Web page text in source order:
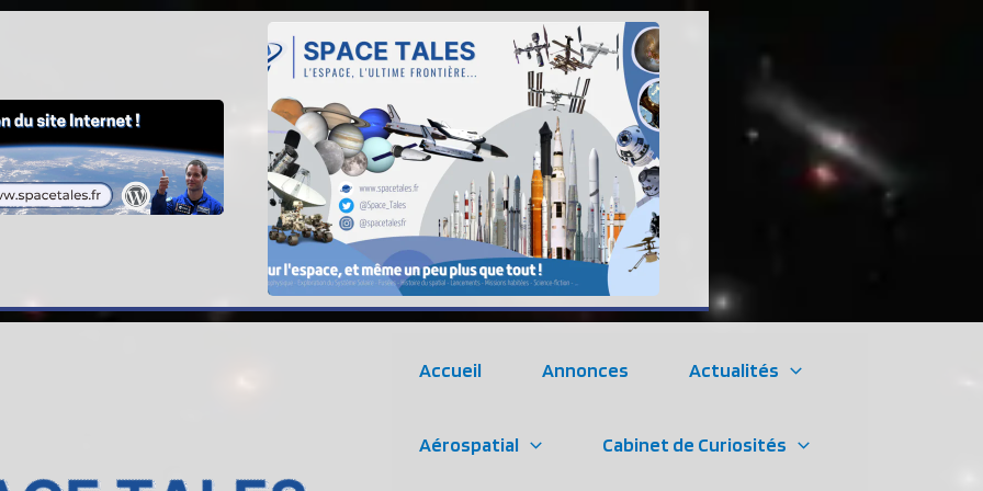
Accueil Annonces Actualités
Aérospatial Cabinet de Curiosités